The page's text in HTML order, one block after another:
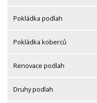
Pokládka podlah
Pokládka koberců
Renovace podlah
Druhy podlah